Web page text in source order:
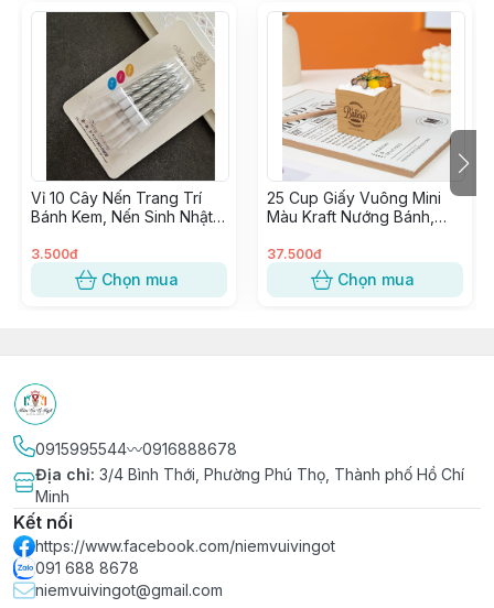
🔰 Có Cửa hàng & Kho hàng cung ứng liền mạch
🔰 Phân phối Sỉ & Lẻ toàn quốc giá tận gốc
🔰 Nhập hàng trực tiếp, không qua trung gian từ các
Nhà Máy lớn uy tín
Vỉ 10 Cây Nến Trang Trí
Bánh Kem, Nến Sinh Nhật,
Nhật
3.500đ
Chọn mua
25 Cup Giấy Vuông Mini
Màu Kraft Nướng Bánh,
trang trí Tiệc
37.500đ
Chọn mua
0915995544〰️0916888678
Địa chỉ: 3/4 Bình Thới, Phường Phú Thọ, Thành phố Hồ Chí
Minh
Kết nối
https://www.facebook.com/niemvuivingot
091 688 8678
niemvuivingot@gmail.com